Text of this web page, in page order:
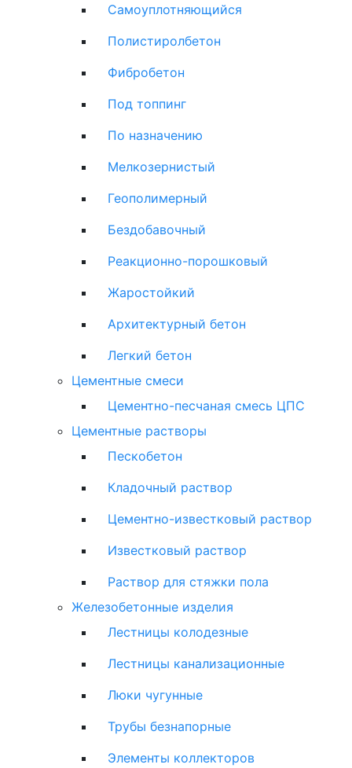
Самоуплотняющийся
Полистиролбетон
Фибробетон
Под топпинг
По назначению
Мелкозернистый
Геополимерный
Бездобавочный
Реакционно-порошковый
Жаростойкий
Архитектурный бетон
Легкий бетон
Цементные смеси
Цементно-песчаная смесь ЦПС
Цементные растворы
Пескобетон
Кладочный раствор
Цементно-известковый раствор
Известковый раствор
Раствор для стяжки пола
Железобетонные изделия
Лестницы колодезные
Лестницы канализационные
Люки чугунные
Трубы безнапорные
Элементы коллекторов